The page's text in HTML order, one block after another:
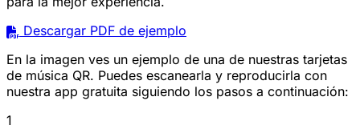
Descargar PDF de ejemplo
En la imagen ves un ejemplo de una de nuestras tarjetas
de música QR. Puedes escanearla y reproducirla con
nuestra app gratuita siguiendo los pasos a continuación:
1